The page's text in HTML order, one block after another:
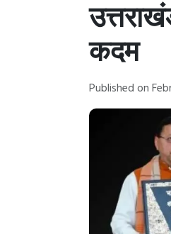
कदम
Published on